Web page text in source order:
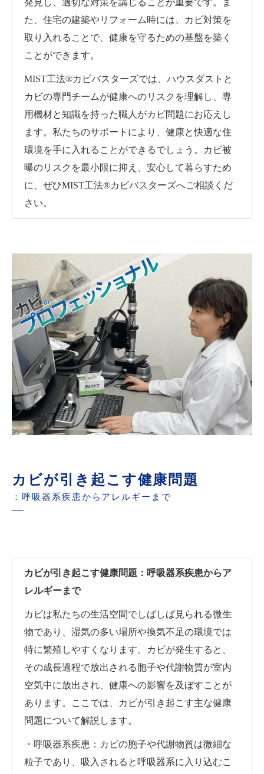
発見し、適切な対策を講じることが重要です。ま
た、住宅の建築やリフォーム時には、カビ対策を
取り入れることで、健康を守るための基盤を築く
ことができます。
MIST工法®カビバスターズでは、ハウスダストと
カビの専門チームが健康へのリスクを理解し、専
用機材と知識を持った職人がカビ問題にお応えし
ます。私たちのサポートにより、健康と快適な住
環境を手に入れることができるでしょう。カビ被
曝のリスクを最小限に抑え、安心して暮らすため
に、ぜひMIST工法®カビバスターズへご相談くだ
さい。
カビが引き起こす健康問題
：呼吸器系疾患からアレルギーまで
カビが引き起こす健康問題：呼吸器系疾患からア
レルギーまで
カビは私たちの生活空間でしばしば見られる微生
物であり、湿気の多い場所や換気不足の環境では
特に繁殖しやすくなります。カビが発生すると、
その成長過程で放出される胞子や代謝物質が室内
空気中に放出され、健康への影響を及ぼすことが
あります。ここでは、カビが引き起こす主な健康
問題について解説します。
・呼吸器系疾患：カビの胞子や代謝物質は微細な
粒子であり、吸入されると呼吸器系に入り込むこ